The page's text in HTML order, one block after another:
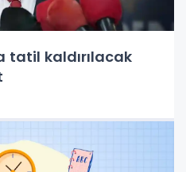
tatil kaldırılacak